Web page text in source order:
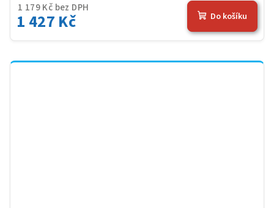
1 179 Kč bez DPH
1 427 Kč Do košíku